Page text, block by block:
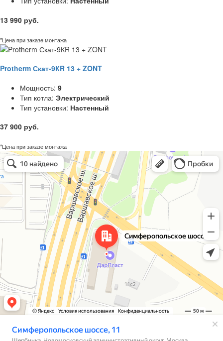
13 990 руб.
*Цена при заказе монтажа
Protherm Скат-9КR 13 + ZONT
Мощность: 9
Тип котла: Электрический
Тип установки: Настенный
37 900 руб.
*Цена при заказе монтажа